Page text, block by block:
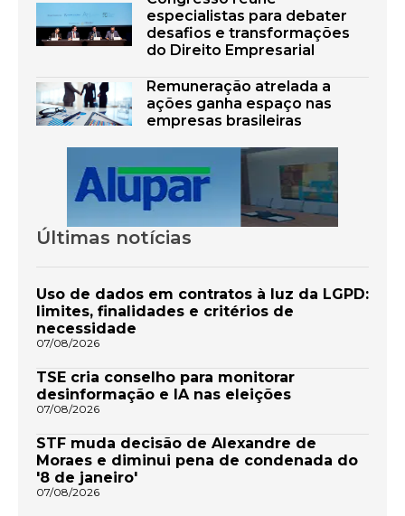
especialistas para debater
desafios e transformações
do Direito Empresarial
Remuneração atrelada a
ações ganha espaço nas
empresas brasileiras
Últimas notícias
Uso de dados em contratos à luz da LGPD:
limites, finalidades e critérios de
necessidade
07/08/2026
TSE cria conselho para monitorar
desinformação e IA nas eleições
07/08/2026
STF muda decisão de Alexandre de
Moraes e diminui pena de condenada do
'8 de janeiro'
07/08/2026